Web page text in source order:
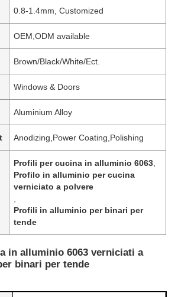
0.8-1.4mm, Customized
OEM,ODM available
Brown/Black/White/Ect.
Windows & Doors
Aluminium Alloy
Anodizing,Power Coating,Polishing
Profili per cucina in alluminio 6063
Profilo in alluminio per cucina
verniciato a polvere
Profili in alluminio per binari per
tende
in alluminio 6063 verniciati a
binari per tende